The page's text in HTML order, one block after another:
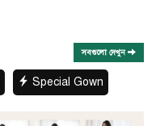
সবগুলো দেখুন
Special Gown